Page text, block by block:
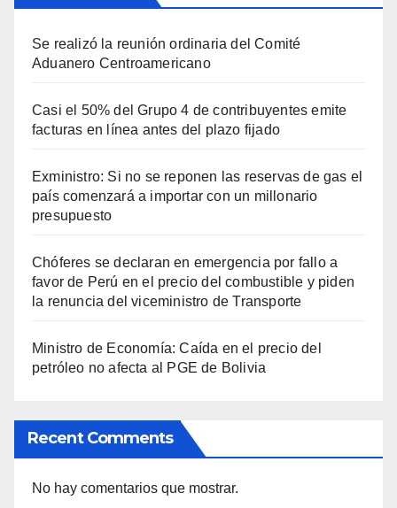
Se realizó la reunión ordinaria del Comité
Aduanero Centroamericano
Casi el 50% del Grupo 4 de contribuyentes emite
facturas en línea antes del plazo fijado
Exministro: Si no se reponen las reservas de gas el
país comenzará a importar con un millonario
presupuesto
Chóferes se declaran en emergencia por fallo a
favor de Perú en el precio del combustible y piden
la renuncia del viceministro de Transporte
Ministro de Economía: Caída en el precio del
petróleo no afecta al PGE de Bolivia
Recent Comments
No hay comentarios que mostrar.